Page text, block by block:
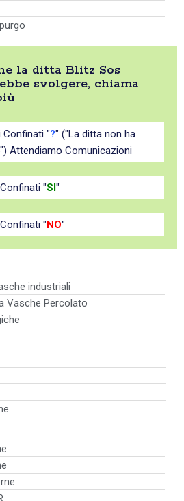
la ditta Blitz Sos
svolgere, chiama
Confinati "?" ("La ditta non ha
Attendiamo Comunicazioni
"SI "
" NO"
industriali
Vasche Percolato